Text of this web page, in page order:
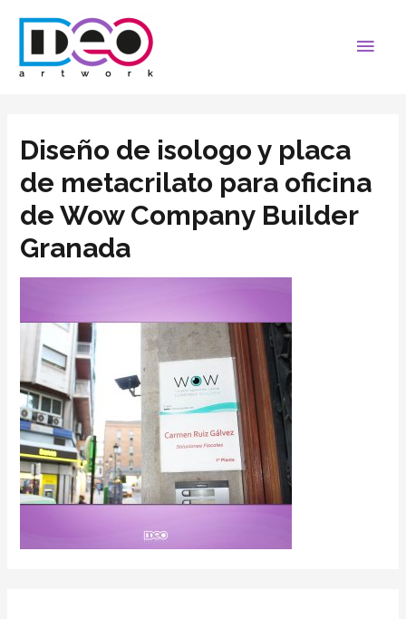
Diseño de isologo y placa
de metacrilato para oficina
de Wow Company Builder
Granada